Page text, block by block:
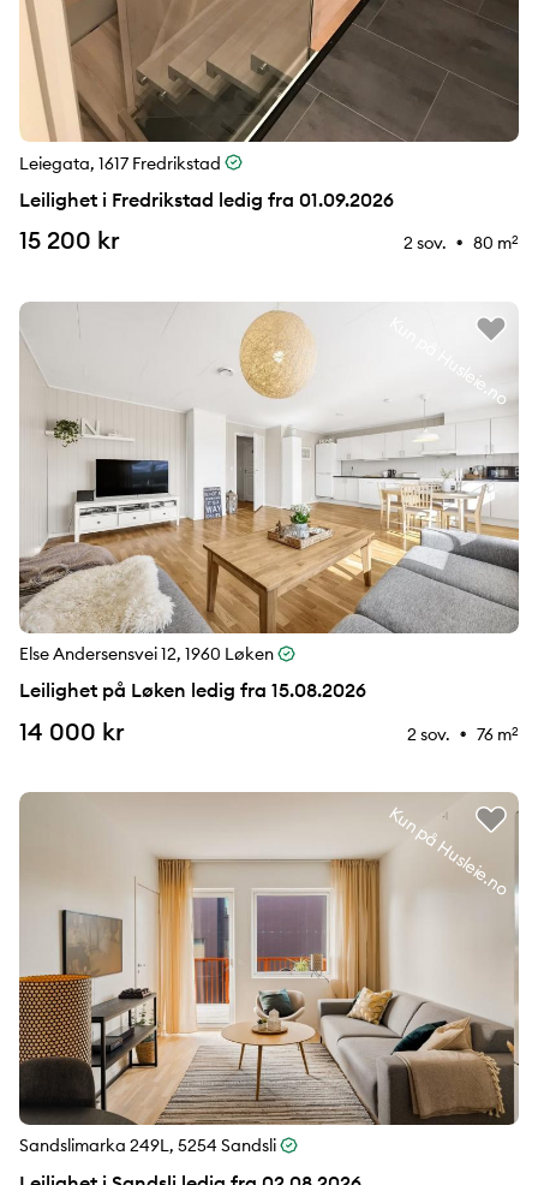
Leiegata, 1617 Fredrikstad
Leilighet i Fredrikstad ledig fra 01.09.2026
15 200 kr 2 sov. ⚉ 80 m2
Else Andersensvei 12, 1960 Løken
Leilighet på Løken ledig fra 15.08.2026
14 000 kr 2 sov. ⚉ 76 m2
Kun på Husleie.no
Sandslimarka 249L, 5254 Sandsli
Kun på Husleie.no